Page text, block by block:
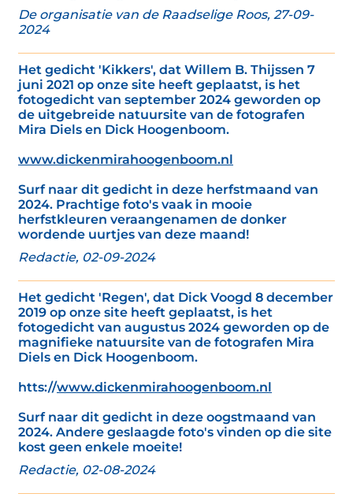
De organisatie van de Raadselige Roos, 27-09-
2024
Het gedicht 'Kikkers', dat Willem B. Thijssen 7
juni 2021 op onze site heeft geplaatst, is het
fotogedicht van september 2024 geworden op
de uitgebreide natuursite van de fotografen
Mira Diels en Dick Hoogenboom.
www.dickenmirahoogenboom.nl
Surf naar dit gedicht in deze herfstmaand van
2024. Prachtige foto's vaak in mooie
herfstkleuren veraangenamen de donker
wordende uurtjes van deze maand!
Redactie, 02-09-2024
Het gedicht 'Regen', dat Dick Voogd 8 december
2019 op onze site heeft geplaatst, is het
fotogedicht van augustus 2024 geworden op de
magnifieke natuursite van de fotografen Mira
Diels en Dick Hoogenboom.
htts://www.dickenmirahoogenboom.nl
Surf naar dit gedicht in deze oogstmaand van
2024. Andere geslaagde foto's vinden op die site
kost geen enkele moeite!
Redactie, 02-08-2024